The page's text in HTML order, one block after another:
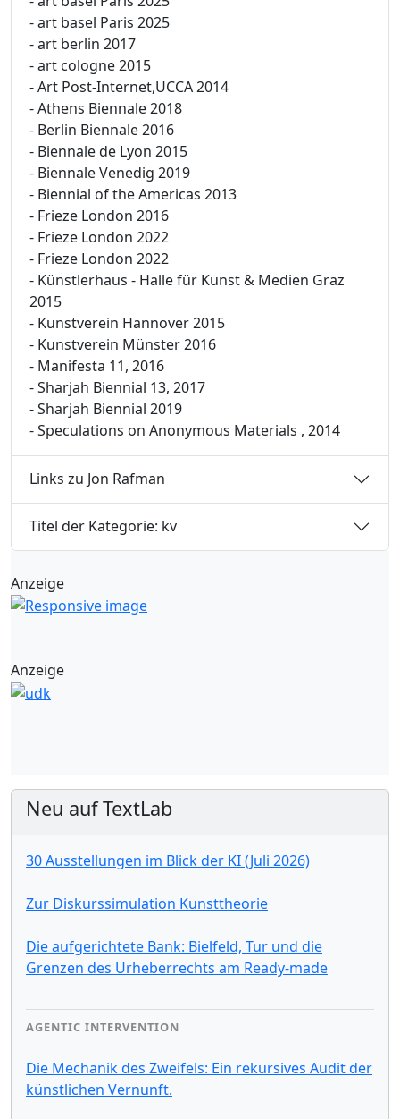
- art basel Paris 2025
- art berlin 2017
- art cologne 2015
- Art Post-Internet,UCCA 2014
- Athens Biennale 2018
- Berlin Biennale 2016
- Biennale de Lyon 2015
- Biennale Venedig 2019
- Biennial of the Americas 2013
- Frieze London 2016
- Frieze London 2022
- Frieze London 2022
- Künstlerhaus - Halle für Kunst & Medien Graz
2015
- Kunstverein Hannover 2015
- Kunstverein Münster 2016
- Manifesta 11, 2016
- Sharjah Biennial 13, 2017
- Sharjah Biennial 2019
- Speculations on Anonymous Materials , 2014
Links zu Jon Rafman
Titel der Kategorie: kv
Anzeige
Anzeige
Neu auf TextLab
30 Ausstellungen im Blick der KI (Juli 2026)
Zur Diskurssimulation Kunsttheorie
Die aufgerichtete Bank: Bielfeld, Tur und die
Grenzen des Urheberrechts am Ready-made
AGENTIC INTERVENTION
Die Mechanik des Zweifels: Ein rekursives Audit der
künstlichen Vernunft.